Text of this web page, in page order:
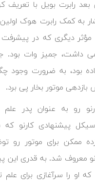
رابرت بویل با تعریف
به کمک رابرت هوک اولین
مؤثر دیگری که در پیشرفت
داشت، جمیز وات بود.
بود، به ضرورت وجود
بازدهی موتور بخار پی برد.
رو به عنوان پدر علم
پیشنهادی کارنو که
ممکن برای موتور رو
معروف شد. به قدری این
که او را سرآغازی برای علم